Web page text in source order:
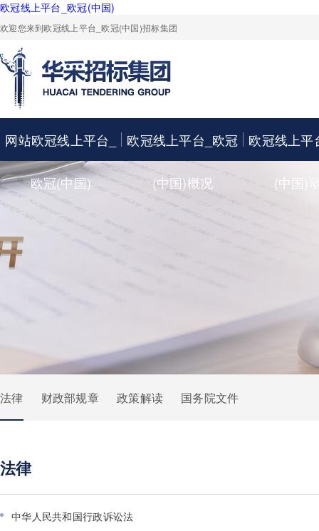
欧冠线上平台_欧冠(中国)
欢迎您来到欧冠线上平台_欧冠(中国)招标集团
网站欧冠线上平台_
欧冠(中国)
欧冠线上平台_欧冠
(中国)概况
欧冠线上平
(中国)
法律 财政部规章 政策解读 国务院文件
法律
中华人民共和国行政诉讼法